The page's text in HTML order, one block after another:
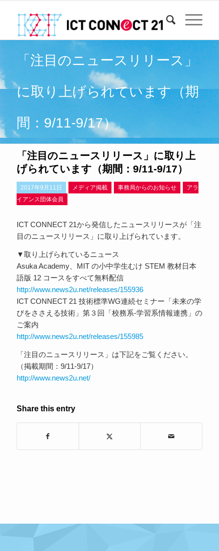
「注目のニュースリリース」
に取り上げられています（期
間：9/11-9/17）
「注目のニュースリリース」に取り上
げられています（期間：9/11-9/17）
2017年9月11日 メディア掲載 事務局からのお知らせ
アラ
イアンス団体会員
ICT CONNECT 21から発信したニュースリリースが「注
目のニュースリリース」に取り上げられています。
▼取り上げられているニュース
Asuka Academy、MIT の小中学生むけ STEM 教材日本
語版 12 コースをすべて無料配信
http://www.news2u.net/releases/155936
ICT CONNECT 21 技術標準WG連続セミナー「未来の学
びをささえる技術」第３回「校務系-学習系情報連携」の
ご案内
http://www.news2u.net/releases/155985
「注目のニュースリリース」は下記をご覧ください。
（掲載期間：9/11-9/17）
http://www.news2u.net/
Share this entry